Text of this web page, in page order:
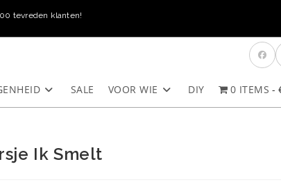
tevreden klanten!
SALE VOOR WIE DIY 0 ITEMS
Ik Smelt